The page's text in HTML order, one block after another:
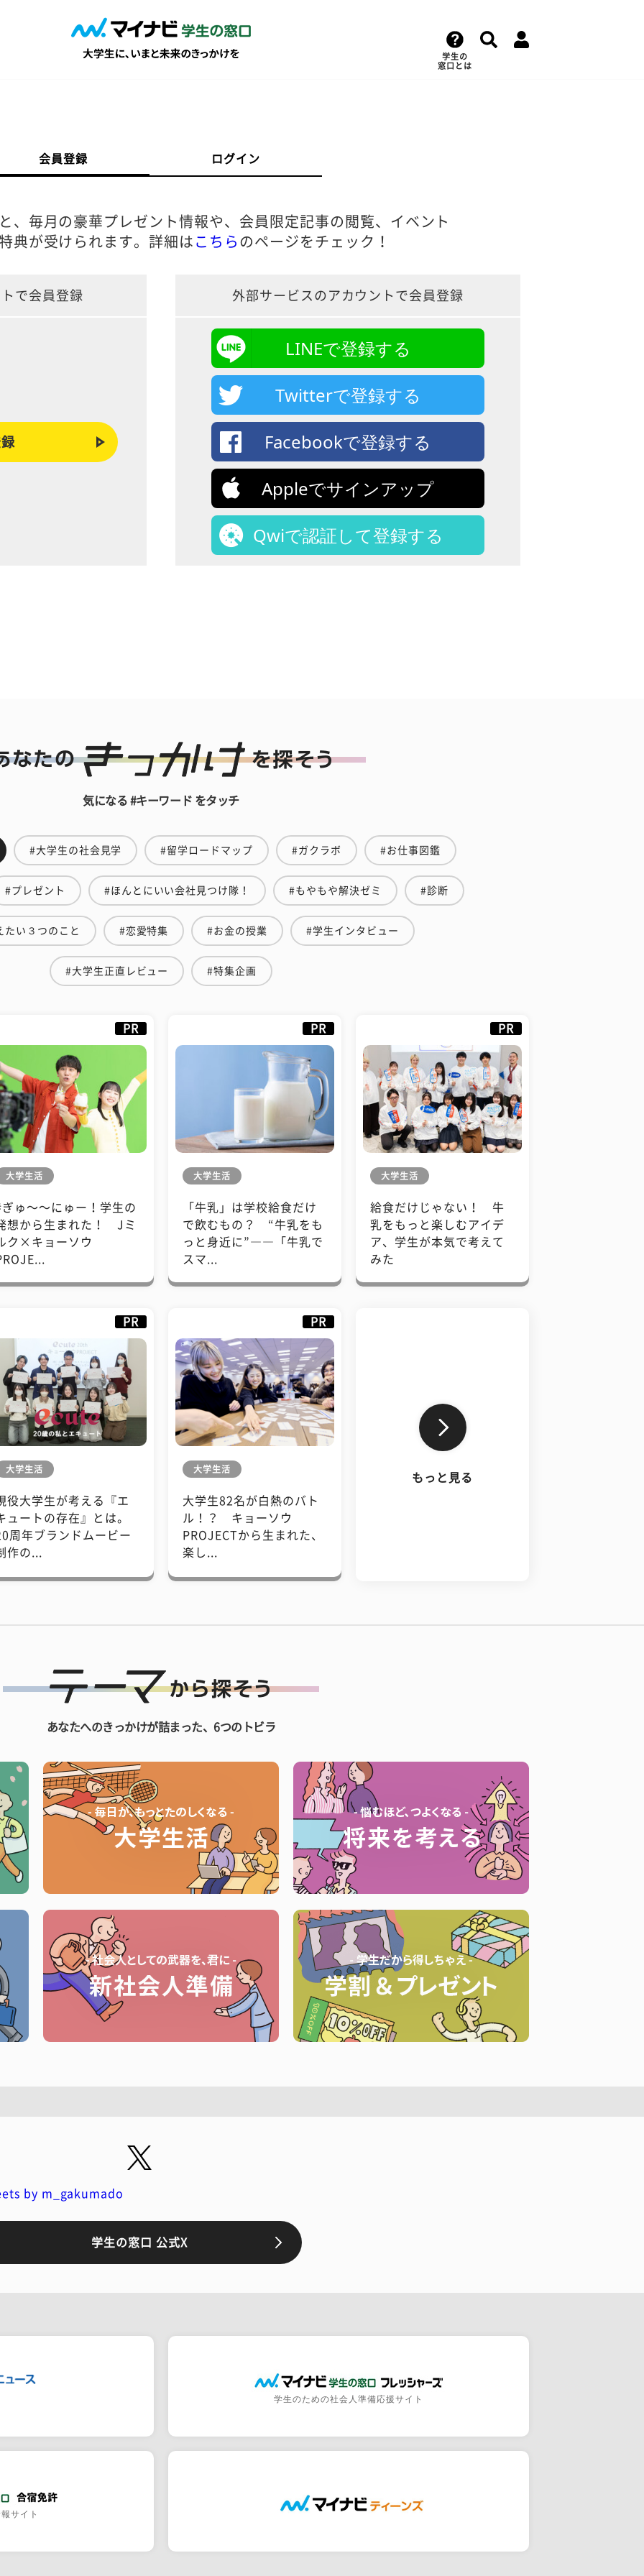
学生の
窓口とは
会員登録 ログイン
、毎月の豪華プレゼント情報や、会員限定記事の閲覧、イベント
典が受けられます。詳細は こちら のページをチェック！
で会員登録 外部サービスのアカウントで会員登録
LINEで登録する
Twitterで登録する
Facebookで登録する
Appleでサインアップ
Qwiで認証して登録する
気になる #キーワード をタッチ
#大学生の社会見学 #留学ロードマップ #ガクラボ #お仕事図鑑
#プレゼント #ほんとにいい会社見つけ隊！ #もやもや解決ゼミ #診断
たい３つのこと #恋愛特集 #お金の授業 #学生インタビュー
#大学生正直レビュー #特集企画
PR
大学生活
ぎゅ〜〜にゅー！学生の
想から生まれた！ Jミ
ク×キョーソウ
PR
大学生活
「牛乳」は学校給食だけ
で飲むもの？ “牛乳をも
っと身近に”――「牛乳で
スマ...
PR
大学生活
給食だけじゃない！ 牛
乳をもっと楽しむアイデ
ア、学生が本気で考えて
みた
PR
大学生活
役大学生が考える『エ
ュートの存在』とは。
周年ブランドムービー
作の...
PR
大学生活
大学生82名が白熱のバト
ル！？ キョーソウ
PROJECTから生まれた、
楽し...
もっと見る
あなたへのきっかけが詰まった、6つのトビラ
by m_gakumado
学生の窓口 公式X
学生のための社会人準備応援サイト
サイト